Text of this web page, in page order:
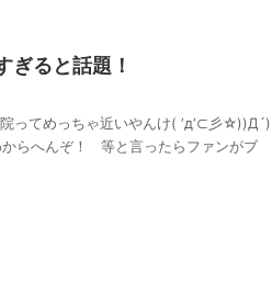
ぎると話題！
ってめっちゃ近いやんけ( ‘д‘⊂彡☆))Д´)
らへんぞ！ 等と言ったらファンがブ